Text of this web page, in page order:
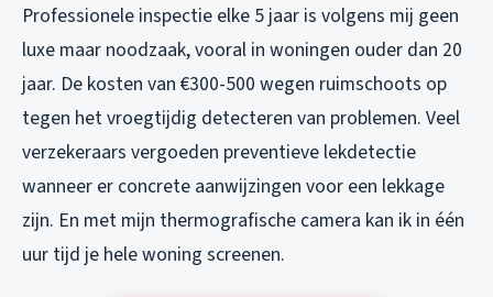
Professionele inspectie elke 5 jaar is volgens mij geen
luxe maar noodzaak, vooral in woningen ouder dan 20
jaar. De kosten van €300-500 wegen ruimschoots op
tegen het vroegtijdig detecteren van problemen. Veel
verzekeraars vergoeden preventieve lekdetectie
wanneer er concrete aanwijzingen voor een lekkage
zijn. En met mijn thermografische camera kan ik in één
uur tijd je hele woning screenen.